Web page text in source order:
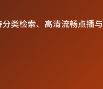
类检索、高清流畅点播与